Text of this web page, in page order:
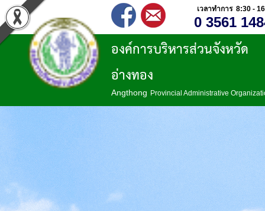
เวลาทำการ 8:30 -
0 3561
องค์การบริหารส่วนจังหวัด
อ่างทอง
Angthong Provincial Administrative